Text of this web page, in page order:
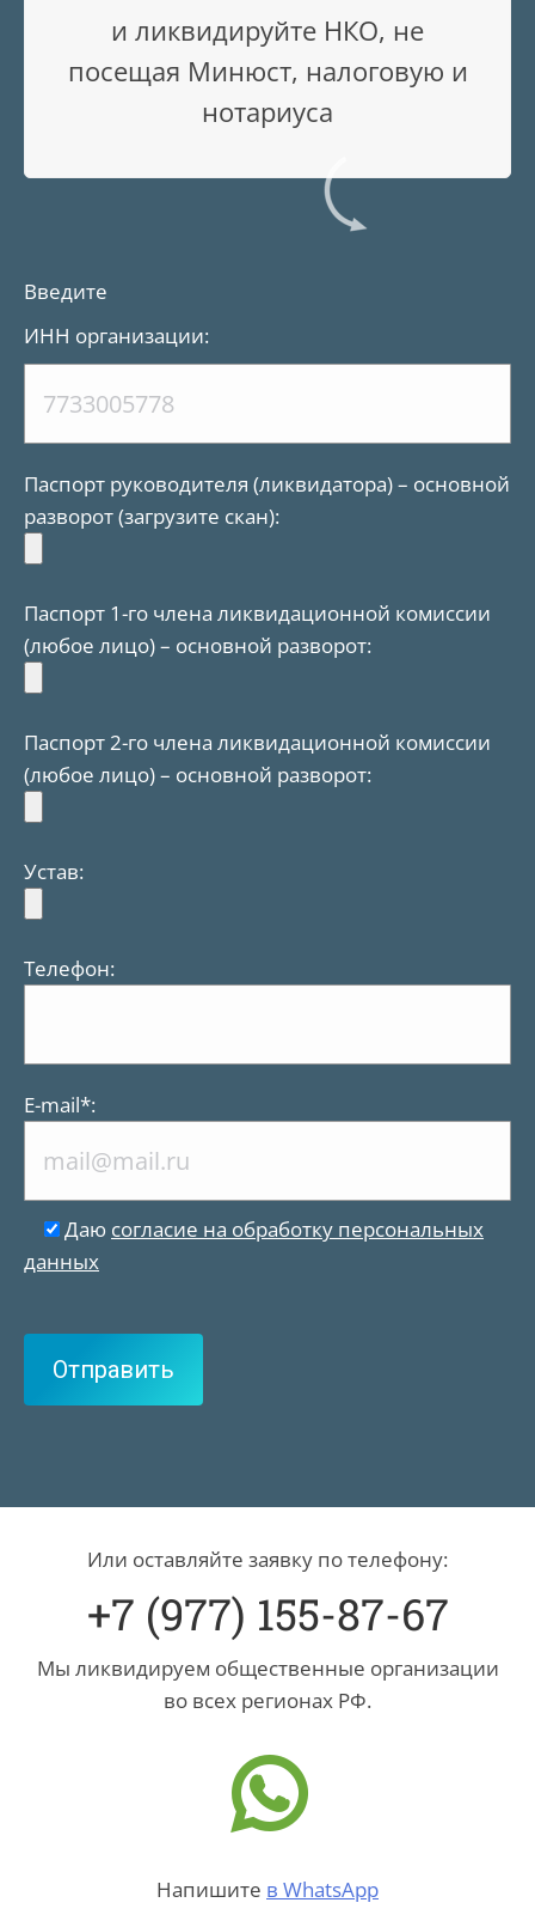
и ликвидируйте НКО, не
посещая Минюст, налоговую и
нотариуса
Введите
ИНН организации:
Паспорт руководителя (ликвидатора) – основной
разворот (загрузите скан):
Паспорт 1-го члена ликвидационной комиссии
(любое лицо) – основной разворот:
Паспорт 2-го члена ликвидационной комиссии
(любое лицо) – основной разворот:
Устав:
Телефон:
Е-mail*:
Даю согласие на обработку персональных
данных
Или оставляйте заявку по телефону:
+7 (977) 155-87-67
Мы ликвидируем общественные организации
во всех регионах РФ.
Напишите в WhatsApp